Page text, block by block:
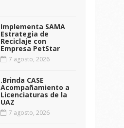
Implementa SAMA
Estrategia de
Reciclaje con
Empresa PetStar
7 agosto, 2026
.Brinda CASE
Acompañamiento a
Licenciaturas de la
UAZ
7 agosto, 2026